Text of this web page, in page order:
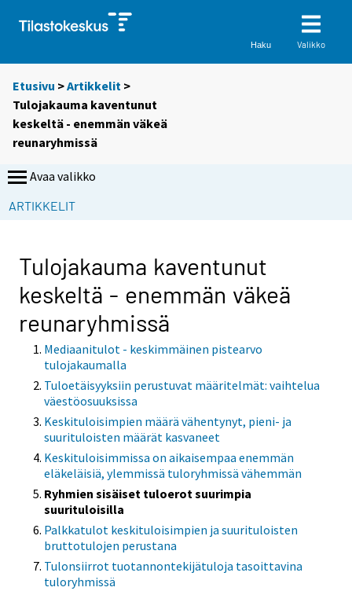
Haku Valikko
Etusivu >Artikkelit >
Tulojakauma kaventunut
keskeltä - enemmän väkeä
reunaryhmissä
Avaa valikko
ARTIKKELIT
Tulojakauma kaventunut
keskeltä - enemmän väkeä
reunaryhmissä
Mediaanitulot - keskimmäinen pistearvo
tulojakaumalla
Tuloetäisyyksiin perustuvat määritelmät: vaihtelua
väestöosuuksissa
Keskituloisimpien määrä vähentynyt, pieni- ja
suurituloisten määrät kasvaneet
Keskituloisimmissa on aikaisempaa enemmän
eläkeläisiä, ylemmissä tuloryhmissä vähemmän
Ryhmien sisäiset tuloerot suurimpia
suurituloisilla
Palkkatulot keskituloisimpien ja suurituloisten
bruttotulojen perustana
Tulonsiirrot tuotannontekijätuloja tasoittavina
tuloryhmissä